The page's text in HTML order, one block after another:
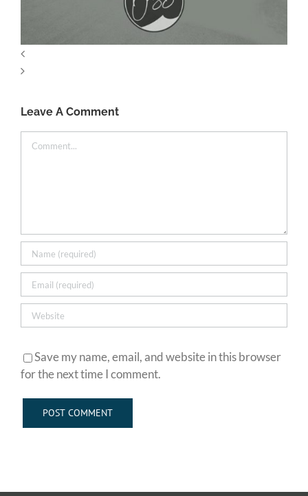
Leave A Comment
Comment
Save my name, email, and website in this browser
for the next time I comment.